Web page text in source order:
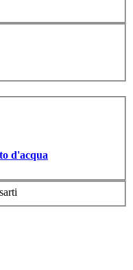
d'acqua